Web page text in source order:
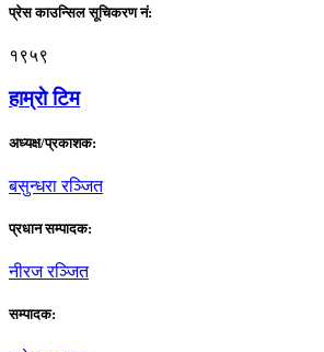
प्रेस काउन्सिल सूचिकरण नं:
१९५९
हाम्राे टिम
अध्यक्ष/प्रकाशक:
बसुन्धरा रञ्जित
प्रधान सम्पादक:
नीरज रञ्जित
सम्पादक: